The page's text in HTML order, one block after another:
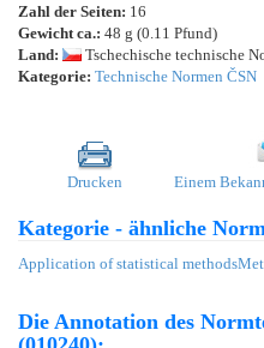
Zahl der Seiten: 16
Gewicht ca.: 48 g (0.11 Pfund)
Land:
Tschechische technische
Kategorie: Technische Normen ČSN
Drucken Einem
Kategorie - ähnliche
Application of statistical methods
Die Annotation des